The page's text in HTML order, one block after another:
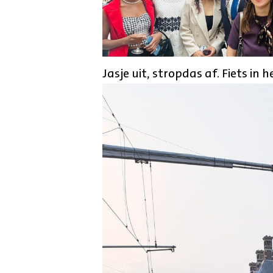
Jasje uit, stropdas af. Fiets in